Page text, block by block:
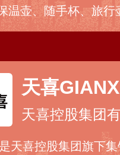
温壶、随手杯、旅
。公司销售渠道覆
天喜
天喜控股集团
天喜控股集团旗下